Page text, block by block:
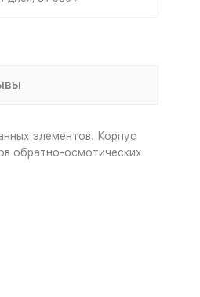
элементов. Корпус
обратно-осмотических